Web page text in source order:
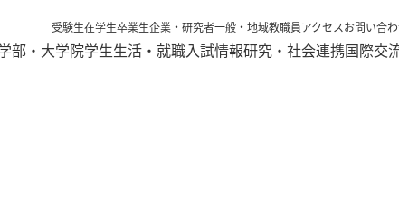
部・大学院学生生活・就職入試情報研究・社会連携国際交
受験生在学生卒業生企業・研究者一般・地域教職員アクセスお問い合